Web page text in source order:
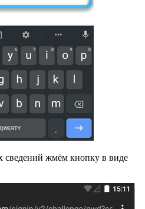
сведений жмём кнопку в виде